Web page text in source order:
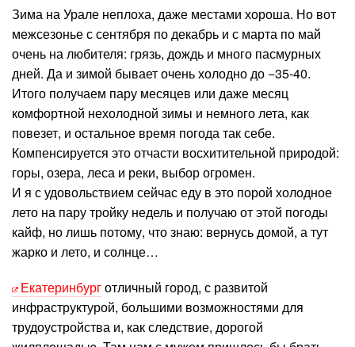
Зима на Урале неплоха, даже местами хороша. Но вот
межсезонье с сентября по декабрь и с марта по май
очень на любителя: грязь, дождь и много пасмурных
дней. Да и зимой бывает очень холодно до −35-40.
Итого получаем пару месяцев или даже месяц
комфортной нехолодной зимы и немного лета, как
повезет, и остальное время погода так себе.
Компенсируется это отчасти восхитительной природой:
горы, озера, леса и реки, выбор огромен.
И я с удовольствием сейчас еду в это порой холодное
лето на пару тройку недель и получаю от этой погоды
кайф, но лишь потому, что знаю: вернусь домой, а тут
жарко и лето, и солнце…
Екатеринбурготличный город, с развитой
инфраструктурой, большими возможностями для
трудоустройства и, как следствие, дорогой